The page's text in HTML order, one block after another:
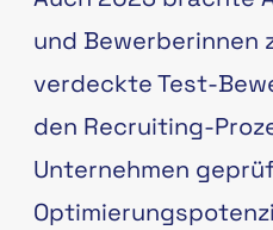
und Bewerberinnen
verdeckte Test-
den Recruiting-
Unternehmen